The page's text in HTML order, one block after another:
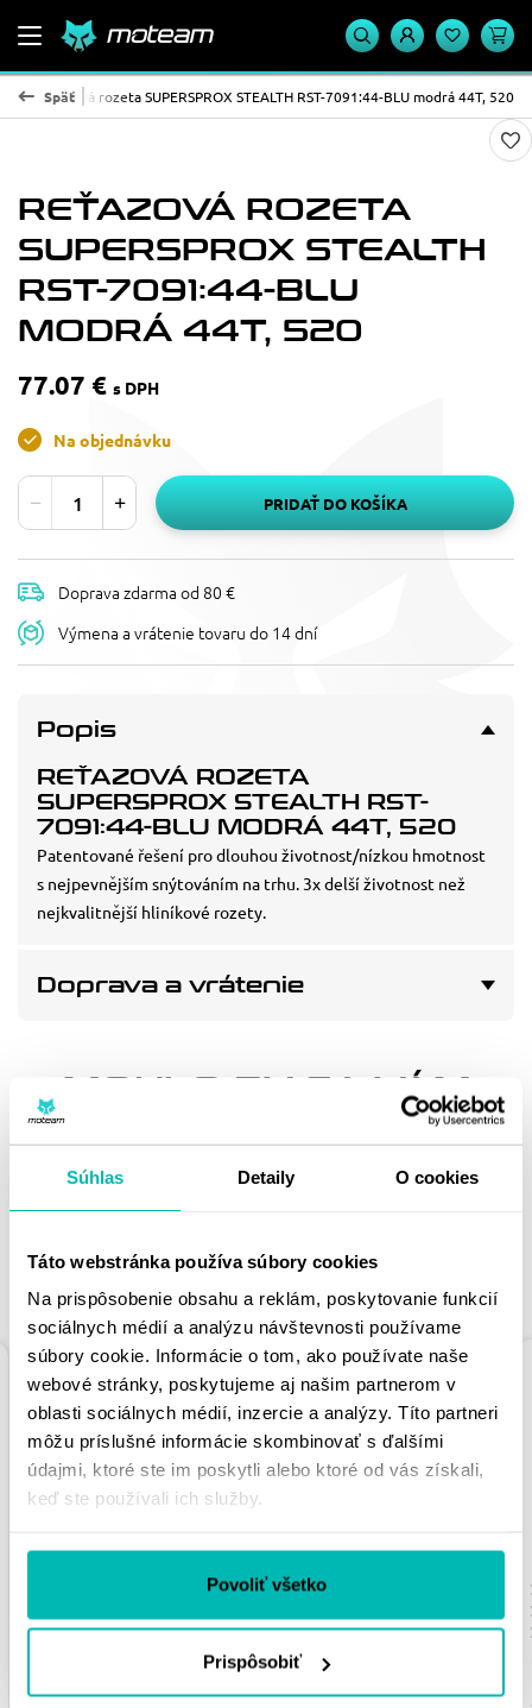
Súhlas Detaily O cookies
Táto webstránka používa súbory cookies
Na prispôsobenie obsahu a reklám, poskytovanie funkcií
sociálnych médií a analýzu návštevnosti používame
súbory cookie. Informácie o tom, ako používate naše
webové stránky, poskytujeme aj našim partnerom v
oblasti sociálnych médií, inzercie a analýzy. Títo partneri
môžu príslušné informácie skombinovať s ďalšími
údajmi, ktoré ste im poskytli alebo ktoré od vás získali,
keď ste používali ich služby.
Povoliť všetko
Prispôsobiť
Späť
Reťazová rozeta SUPERSPROX STEALTH RST-7091:44-BLU modrá 44T, 520
REŤAZOVÁ ROZETA
SUPERSPROX STEALTH
RST-7091:44-BLU
MODRÁ 44T, 520
77.07 € s DPH
Na objednávku
PRIDAŤ DO KOŠÍKA
Doprava zdarma od 80 €
Výmena a vrátenie tovaru do 14 dní
Popis
REŤAZOVÁ ROZETA
SUPERSPROX STEALTH RST-
7091:44-BLU MODRÁ 44T, 520
Patentované řešení pro dlouhou životnost/nízkou hmotnost
s nejpevnějším snýtováním na trhu. 3x delší životnost než
nejkvalitnější hliníkové rozety.
Doprava a vrátenie
MOHLO BY SA VÁM
PODOBNÉ PRODUKTY
BLK ČIERNA 40T, 525
SUPERSPROX
RED ČERVENÉ 46T, 530
85.31 €